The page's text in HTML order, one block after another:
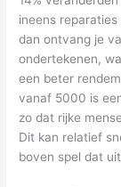
ineens
dan ontvang je
ondertekenen,
een beter
vanaf 5000 is
zo dat rijke
Dit kan relatief
boven spel dat